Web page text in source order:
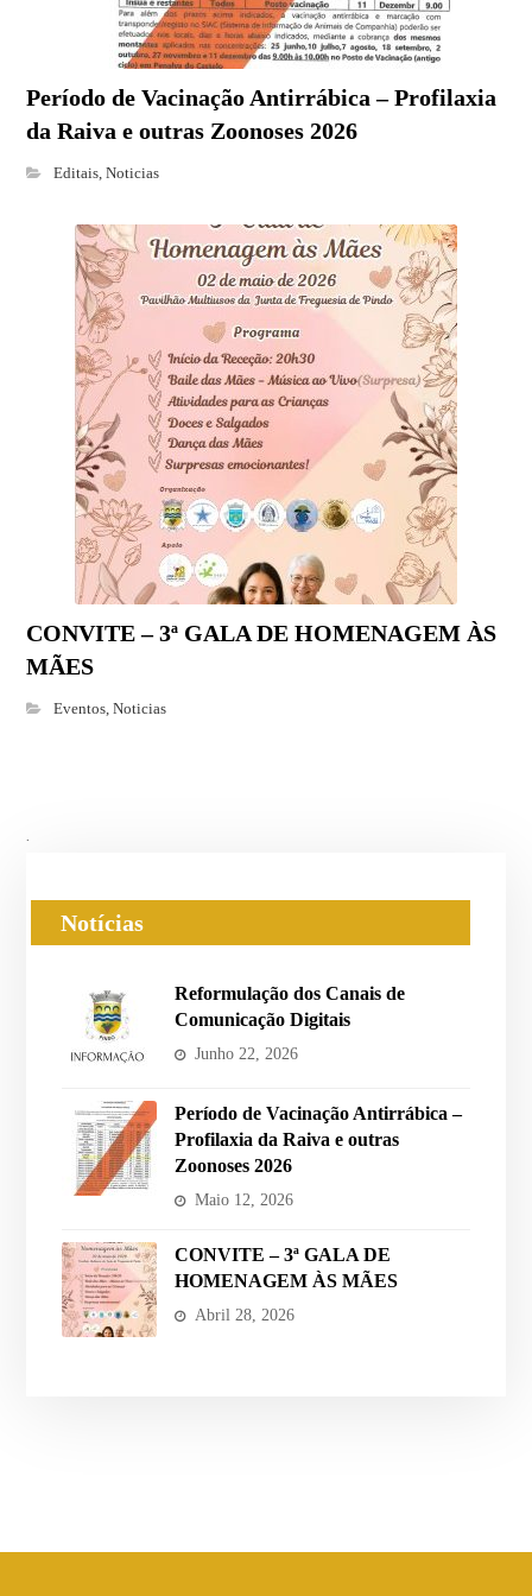
Período de Vacinação Antirrábica – Profilaxia
da Raiva e outras Zoonoses 2026
Editais,Noticias
CONVITE – 3ª GALA DE HOMENAGEM ÀS
MÃES
Eventos,Noticias
.
Notícias
Reformulação dos Canais de
Comunicação Digitais
Junho 22, 2026
Período de Vacinação Antirrábica –
Profilaxia da Raiva e outras
Zoonoses 2026
Maio 12, 2026
CONVITE – 3ª GALA DE
HOMENAGEM ÀS MÃES
Abril 28, 2026